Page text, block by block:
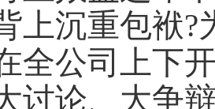
上沉重包袱?
全公司上下
讨论、大争